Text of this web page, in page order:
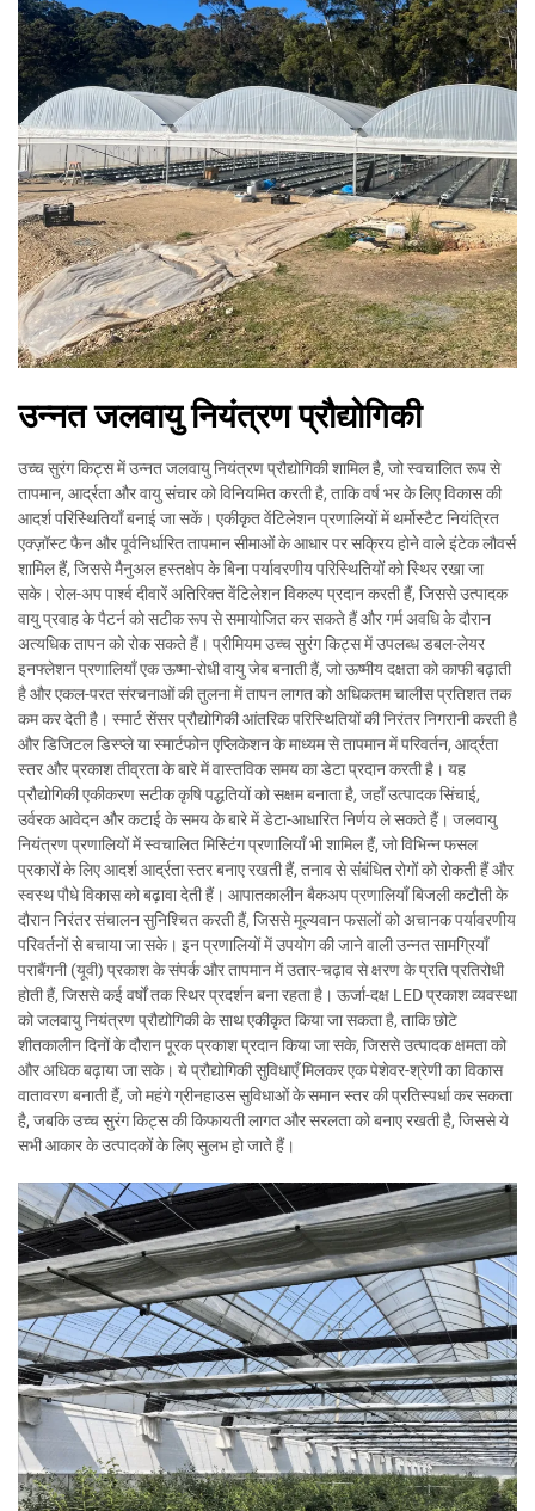
उन्नत जलवायु नियंत्रण प्रौद्योगिकी
उच्च सुरंग किट्स में उन्नत जलवायु नियंत्रण प्रौद्योगिकी शामिल है, जो स्वचालित रूप से
तापमान, आर्द्रता और वायु संचार को विनियमित करती है, ताकि वर्ष भर के लिए विकास की
आदर्श परिस्थितियाँ बनाई जा सकें। एकीकृत वेंटिलेशन प्रणालियों में थर्मोस्टैट नियंत्रित
एक्ज़ॉस्ट फैन और पूर्वनिर्धारित तापमान सीमाओं के आधार पर सक्रिय होने वाले इंटेक लौवर्स
शामिल हैं, जिससे मैनुअल हस्तक्षेप के बिना पर्यावरणीय परिस्थितियों को स्थिर रखा जा
सके। रोल-अप पार्श्व दीवारें अतिरिक्त वेंटिलेशन विकल्प प्रदान करती हैं, जिससे उत्पादक
वायु प्रवाह के पैटर्न को सटीक रूप से समायोजित कर सकते हैं और गर्म अवधि के दौरान
अत्यधिक तापन को रोक सकते हैं। प्रीमियम उच्च सुरंग किट्स में उपलब्ध डबल-लेयर
इनफ्लेशन प्रणालियाँ एक ऊष्मा-रोधी वायु जेब बनाती हैं, जो ऊष्मीय दक्षता को काफी बढ़ाती
है और एकल-परत संरचनाओं की तुलना में तापन लागत को अधिकतम चालीस प्रतिशत तक
कम कर देती है। स्मार्ट सेंसर प्रौद्योगिकी आंतरिक परिस्थितियों की निरंतर निगरानी करती है
और डिजिटल डिस्प्ले या स्मार्टफोन एप्लिकेशन के माध्यम से तापमान में परिवर्तन, आर्द्रता
स्तर और प्रकाश तीव्रता के बारे में वास्तविक समय का डेटा प्रदान करती है। यह
प्रौद्योगिकी एकीकरण सटीक कृषि पद्धतियों को सक्षम बनाता है, जहाँ उत्पादक सिंचाई,
उर्वरक आवेदन और कटाई के समय के बारे में डेटा-आधारित निर्णय ले सकते हैं। जलवायु
नियंत्रण प्रणालियों में स्वचालित मिस्टिंग प्रणालियाँ भी शामिल हैं, जो विभिन्न फसल
प्रकारों के लिए आदर्श आर्द्रता स्तर बनाए रखती हैं, तनाव से संबंधित रोगों को रोकती हैं और
स्वस्थ पौधे विकास को बढ़ावा देती हैं। आपातकालीन बैकअप प्रणालियाँ बिजली कटौती के
दौरान निरंतर संचालन सुनिश्चित करती हैं, जिससे मूल्यवान फसलों को अचानक पर्यावरणीय
परिवर्तनों से बचाया जा सके। इन प्रणालियों में उपयोग की जाने वाली उन्नत सामग्रियाँ
पराबैंगनी (यूवी) प्रकाश के संपर्क और तापमान में उतार-चढ़ाव से क्षरण के प्रति प्रतिरोधी
होती हैं, जिससे कई वर्षों तक स्थिर प्रदर्शन बना रहता है। ऊर्जा-दक्ष LED प्रकाश व्यवस्था
को जलवायु नियंत्रण प्रौद्योगिकी के साथ एकीकृत किया जा सकता है, ताकि छोटे
शीतकालीन दिनों के दौरान पूरक प्रकाश प्रदान किया जा सके, जिससे उत्पादक क्षमता को
और अधिक बढ़ाया जा सके। ये प्रौद्योगिकी सुविधाएँ मिलकर एक पेशेवर-श्रेणी का विकास
वातावरण बनाती हैं, जो महंगे ग्रीनहाउस सुविधाओं के समान स्तर की प्रतिस्पर्धा कर सकता
है, जबकि उच्च सुरंग किट्स की किफायती लागत और सरलता को बनाए रखती है, जिससे ये
सभी आकार के उत्पादकों के लिए सुलभ हो जाते हैं।